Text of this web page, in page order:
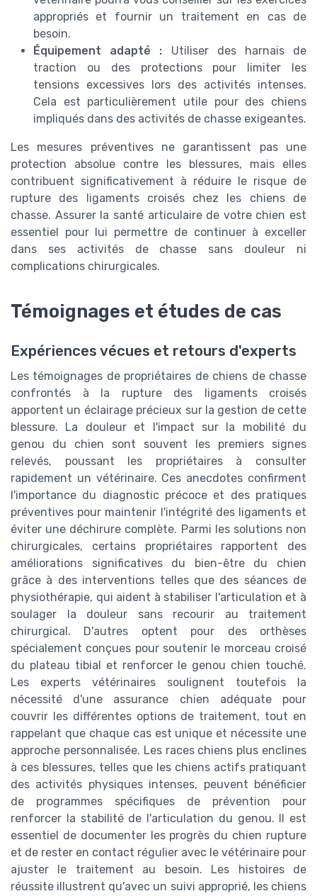
appropriés et fournir un traitement en cas de
besoin.
Équipement adapté : Utiliser des harnais de
traction ou des protections pour limiter les
tensions excessives lors des activités intenses.
Cela est particulièrement utile pour des chiens
impliqués dans des activités de chasse exigeantes.
Les mesures préventives ne garantissent pas une
protection absolue contre les blessures, mais elles
contribuent significativement à réduire le risque de
rupture des ligaments croisés chez les chiens de
chasse. Assurer la santé articulaire de votre chien est
essentiel pour lui permettre de continuer à exceller
dans ses activités de chasse sans douleur ni
complications chirurgicales.
Témoignages et études de cas
Expériences vécues et retours d'experts
Les témoignages de propriétaires de chiens de chasse
confrontés à la rupture des ligaments croisés
apportent un éclairage précieux sur la gestion de cette
blessure. La douleur et l'impact sur la mobilité du
genou du chien sont souvent les premiers signes
relevés, poussant les propriétaires à consulter
rapidement un vétérinaire. Ces anecdotes confirment
l'importance du diagnostic précoce et des pratiques
préventives pour maintenir l'intégrité des ligaments et
éviter une déchirure complète. Parmi les solutions non
chirurgicales, certains propriétaires rapportent des
améliorations significatives du bien-être du chien
grâce à des interventions telles que des séances de
physiothérapie, qui aident à stabiliser l'articulation et à
soulager la douleur sans recourir au traitement
chirurgical. D'autres optent pour des orthèses
spécialement conçues pour soutenir le morceau croisé
du plateau tibial et renforcer le genou chien touché.
Les experts vétérinaires soulignent toutefois la
nécessité d'une assurance chien adéquate pour
couvrir les différentes options de traitement, tout en
rappelant que chaque cas est unique et nécessite une
approche personnalisée. Les races chiens plus enclines
à ces blessures, telles que les chiens actifs pratiquant
des activités physiques intenses, peuvent bénéficier
de programmes spécifiques de prévention pour
renforcer la stabilité de l'articulation du genou. Il est
essentiel de documenter les progrès du chien rupture
et de rester en contact régulier avec le vétérinaire pour
ajuster le traitement au besoin. Les histoires de
réussite illustrent qu'avec un suivi approprié, les chiens